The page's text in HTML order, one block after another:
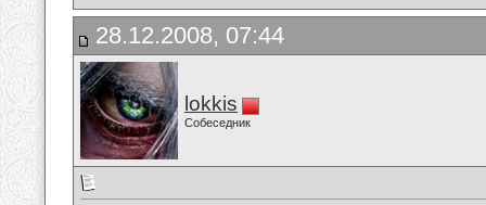
28.12.2008, 07:44
lokkis
Собеседник